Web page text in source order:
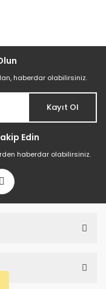
haberdar olabilirsiniz.
Kayıt Ol
Edin
haberdar olabilirsiniz.